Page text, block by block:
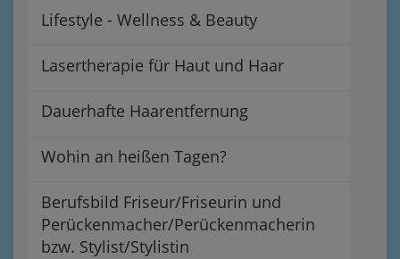
Lifestyle - Wellness & Beauty
Lasertherapie für Haut und Haar
Dauerhafte Haarentfernung
Wohin an heißen Tagen?
Berufsbild Friseur/Friseurin und
Perückenmacher/Perückenmacherin
bzw. Stylist/Stylistin